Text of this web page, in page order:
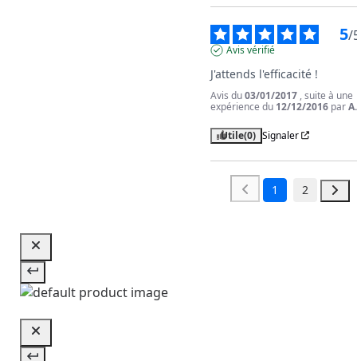
5/
Avis vérifié
J'attends l'efficacité !
Avis du03/01/2017 , suite à une
expérience du 12/12/2016 par
Utile(0) Signaler
1 2